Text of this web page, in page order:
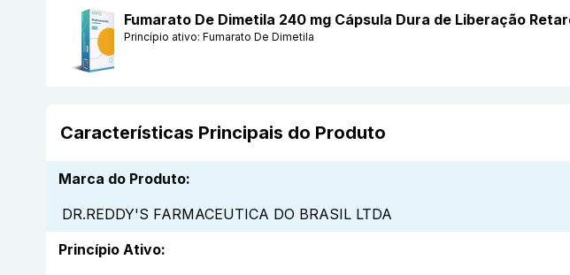
Fumarato De Dimetila 240 mg Cápsula Dura de Liberação
Princípio ativo: Fumarato De Dimetila
Características Principais do Produto
Marca do Produto:
DR.REDDY'S FARMACEUTICA DO BRASIL LTDA
Princípio Ativo: